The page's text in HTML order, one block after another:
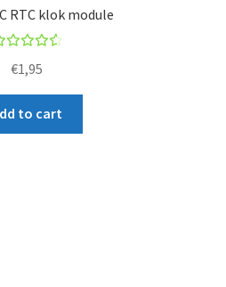
RTC klok module
4.67
of
5
€1,95
to cart